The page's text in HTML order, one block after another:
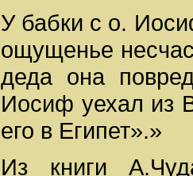
У бабки с о.
ощущенье
деда она
Иосиф уехал из
его в Египет».»
Из книги